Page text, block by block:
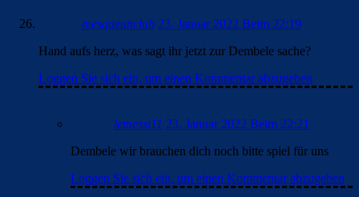
mesqueunclub 23. Januar 2022 Beim 22:19
Hand aufs herz, was sagt ihr jetzt zur Dembele sache?
Loggen Sie sich ein, um einen Kommentar abzugeben
lemessi11 23. Januar 2022 Beim 22:21
Dembele wir brauchen dich noch bitte spiel für uns
Loggen Sie sich ein, um einen Kommentar abzugeben